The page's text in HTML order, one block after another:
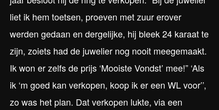
liet ik hem toetsen, proeven met zuur erover
werden gedaan en dergelijke, hij bleek 24 karaat te
zijn, zoiets had de juwelier nog nooit meegemaakt.
Ik won er zelfs de prijs ‘Mooiste Vondst’ mee!” ‘Als
ik ‘m goed kan verkopen, koop ik er een WL voor’’,
zo was het plan. Dat verkopen lukte, via een